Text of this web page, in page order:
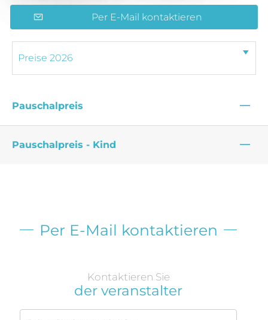
Per E-Mail kontaktieren
Pauschalpreis —
Pauschalpreis - Kind —
Per E-Mail kontaktieren
Kontaktieren Sie
der veranstalter